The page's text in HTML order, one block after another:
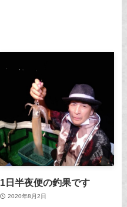
1日半夜便の釣果です
2020年8月2日